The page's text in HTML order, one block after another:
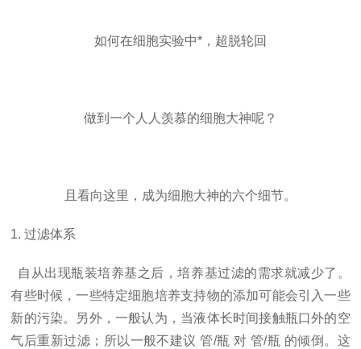
如何在细胞实验中*，超脱轮回
做到一个人人羡慕的细胞大神呢？
且看向这里，成为细胞大神的六个细节。
1. 过滤体系
自从出现瓶装培养基之后，培养基过滤的需求就减少了。
有些时候，一些特定细胞培养支持物的添加可能会引入一些
新的污染。另外，一般认为，当液体长时间接触瓶口外的空
气后重新过滤；所以一般不建议 管/瓶 对 管/瓶 的倾倒。这